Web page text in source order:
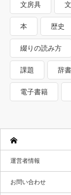
文房具
本 歴史
綴りの読み方
課題 辞書
電子書籍
運営者情報
お問い合わせ